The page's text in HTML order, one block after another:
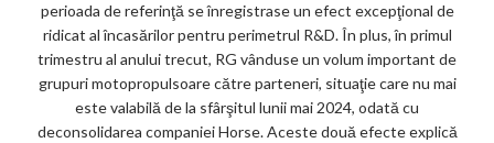
perioada de referinţă se înregistrase un efect excepţional de
ridicat al încasărilor pentru perimetrul R&D. În plus, în primul
trimestru al anului trecut, RG vânduse un volum important de
grupuri motopropulsoare către parteneri, situaţie care nu mai
este valabilă de la sfârşitul lunii mai 2024, odată cu
deconsolidarea companiei Horse. Aceste două efecte explică